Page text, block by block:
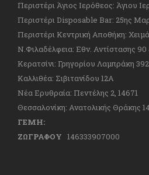
Περιστέρι Άγιος Ιερόθεος: Άγιου
Περιστέρι Disposable Bar: 25ης
Περιστέρι Κεντρική Αποθήκη:
Ν.Φιλαδέλφεια: Εθν. Αντίστασης
Κερατσίνι: Γρηγορίου Λαμπράκη
Καλλιθέα: Σιβιτανίδου 12Α
Νέα Ερυθραία: Πεντέλης 2, 14671
Θεσσαλονίκη: Ανατολικής Θράκης
ΓΕΜΗ:
ΖΩΓΡΑΦΟΥ 146333907000